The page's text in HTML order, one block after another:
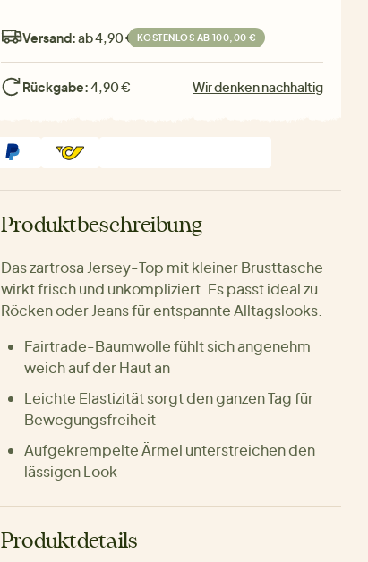
Versand:ab 4,90 € KOSTENLOS AB 100,00 €
Rückgabe:4,90 € Wir denken nachhaltig
Produktbeschreibung
Das zartrosa Jersey-Top mit kleiner Brusttasche
wirkt frisch und unkompliziert. Es passt ideal zu
Röcken oder Jeans für entspannte Alltagslooks.
Fairtrade-Baumwolle fühlt sich angenehm
weich auf der Haut an
Leichte Elastizität sorgt den ganzen Tag für
Bewegungsfreiheit
Aufgekrempelte Ärmel unterstreichen den
lässigen Look
Produktdetails